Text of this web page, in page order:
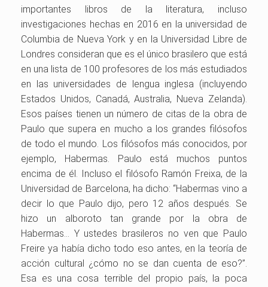
importantes libros de la literatura, incluso
investigaciones hechas en 2016 en la universidad de
Columbia de Nueva York y en la Universidad Libre de
Londres consideran que es el único brasilero que está
en una lista de 100 profesores de los más estudiados
en las universidades de lengua inglesa (incluyendo
Estados Unidos, Canadá, Australia, Nueva Zelanda).
Esos países tienen un número de citas de la obra de
Paulo que supera en mucho a los grandes filósofos
de todo el mundo. Los filósofos más conocidos, por
ejemplo, Habermas. Paulo está muchos puntos
encima de él. Incluso el filósofo Ramón Freixa, de la
Universidad de Barcelona, ha dicho: “Habermas vino a
decir lo que Paulo dijo, pero 12 años después. Se
hizo un alboroto tan grande por la obra de
Habermas… Y ustedes brasileros no ven que Paulo
Freire ya había dicho todo eso antes, en la teoría de
acción cultural ¿cómo no se dan cuenta de eso?”.
Esa es una cosa terrible del propio país, la poca